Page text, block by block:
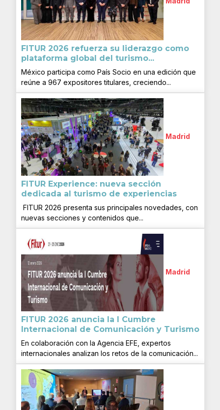
FITUR 2026 refuerza su liderazgo como
plataforma global del turismo...
México participa como País Socio en una edición que
reúne a 967 expositores titulares, creciendo...
Madrid
FITUR Experience: nueva sección
dedicada al turismo de experiencias
FITUR 2026 presenta sus principales novedades, con
nuevas secciones y contenidos que...
Madrid
FITUR 2026 anuncia la I Cumbre
Internacional de Comunicación y Turismo
En colaboración con la Agencia EFE, expertos
internacionales analizan los retos de la comunicación...